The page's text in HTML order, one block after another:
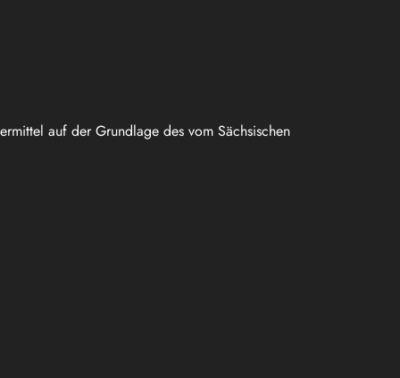
auf der Grundlage des vom Sächsischen